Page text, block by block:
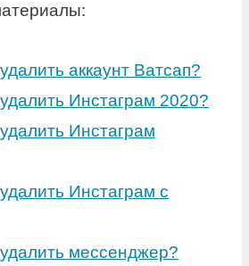
аккаунт Ватсап?
Инстаграм 2020?
Инстаграм
Инстаграм с
мессенджер?